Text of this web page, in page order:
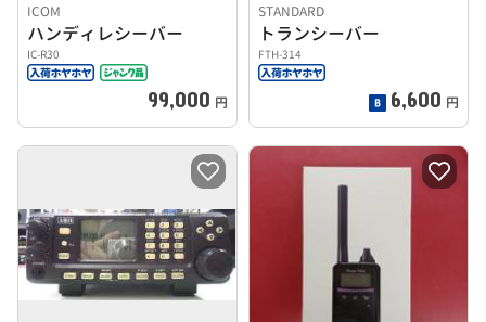
ICOM
ハンディレシーバー
IC-R30
99,000 円
STANDARD
トランシーバー
FTH-314
6,600 円